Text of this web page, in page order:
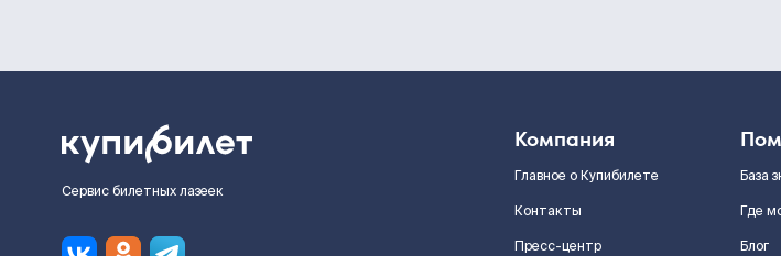
Сервис билетных лазеек
Компания
Главное о Купибилете
Контакты
Пресс-центр
База
Где
Блог